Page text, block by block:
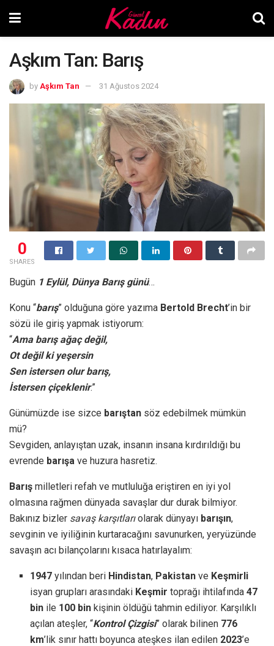
Aşkım Tan: Barış
by Aşkım Tan 31 Ağustos 2024
0
SHARES
Bugün 1 Eylül, Dünya Barış günü…
Konu “barış” olduğuna göre yazıma Bertold Brecht’in bir
sözü ile giriş yapmak istiyorum:
“Ama barış ağaç değil,
Ot değil ki yeşersin
Sen istersen olur barış,
İstersen çiçeklenir.”
Günümüzde ise sizce barıştan söz edebilmek mümkün
mü?
Sevgiden, anlayıştan uzak, insanın insana kırdırıldığı bu
evrende barışa ve huzura hasretiz.
Barış milletleri refah ve mutluluğa eriştiren en iyi yol
olmasına rağmen dünyada savaşlar dur durak bilmiyor.
Bakınız bizler savaş karşıtlarıolarak dünyayı barışın,
sevginin ve iyiliğinin kurtaracağını savunurken, yeryüzünde
savaşın acı bilançolarını kısaca hatırlayalım:
1947 yılından beri Hindistan, Pakistan ve Keşmirli
isyan grupları arasındaki Keşmir toprağı ihtilafında47
bin ile 100 bin kişinin öldüğü tahmin ediliyor. Karşılıklı
açılan ateşler, “Kontrol Çizgisi” olarak bilinen 776
km’lik sınır hattı boyunca ateşkes ilan edilen 2023’e